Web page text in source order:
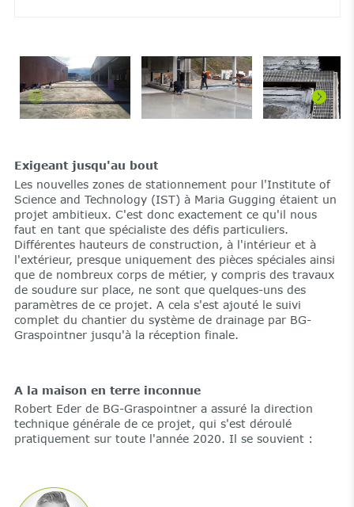
Exigeant jusqu'au bout
Les nouvelles zones de stationnement pour l'Institute of
Science and Technology (IST) à Maria Gugging étaient un
projet ambitieux. C'est donc exactement ce qu'il nous
faut en tant que spécialiste des défis particuliers.
Différentes hauteurs de construction, à l'intérieur et à
l'extérieur, presque uniquement des pièces spéciales ainsi
que de nombreux corps de métier, y compris des travaux
de soudure sur place, ne sont que quelques-uns des
paramètres de ce projet. A cela s'est ajouté le suivi
complet du chantier du système de drainage par BG-
Graspointner jusqu'à la réception finale.
A la maison en terre inconnue
Robert Eder de BG-Graspointner a assuré la direction
technique générale de ce projet, qui s'est déroulé
pratiquement sur toute l'année 2020. Il se souvient :